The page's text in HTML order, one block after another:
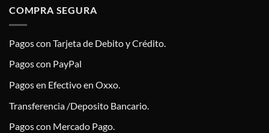
COMPRA SEGURA
Pagos con Tarjeta de Debito y Crédito.
Pagos con PayPal
Pagos en Efectivo en Oxxo.
Transferencia /Deposito Bancario.
Pagos con Mercado Pago.